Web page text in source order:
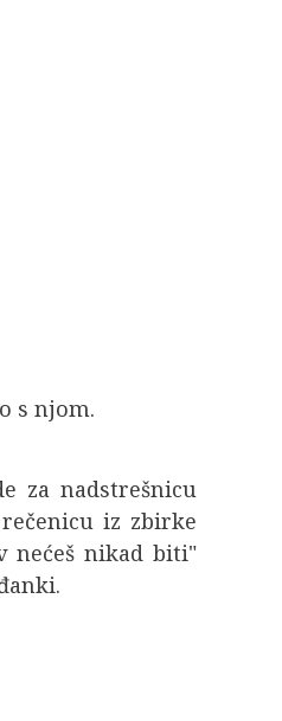
s njom.
za nadstrešnicu
iz zbirke
nećeš nikad biti"